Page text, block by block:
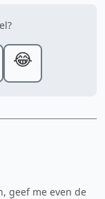
😂
geef me even de